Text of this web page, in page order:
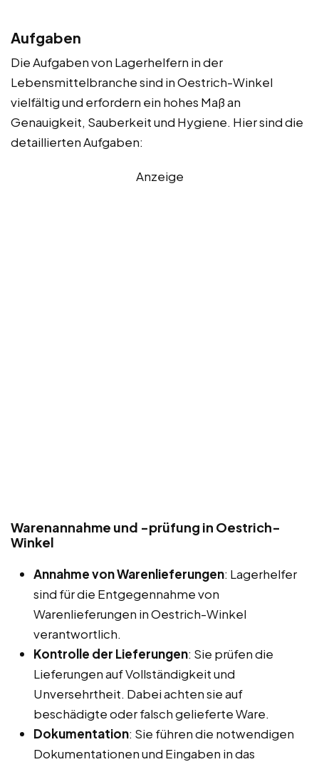
Aufgaben
Die Aufgaben von Lagerhelfern in der
Lebensmittelbranche sind in Oestrich-Winkel
vielfältig und erfordern ein hohes Maß an
Genauigkeit, Sauberkeit und Hygiene. Hier sind die
detaillierten Aufgaben:
Anzeige
Warenannahme und -prüfung in Oestrich-
Winkel
Annahme von Warenlieferungen: Lagerhelfer
sind für die Entgegennahme von
Warenlieferungen in Oestrich-Winkel
verantwortlich.
Kontrolle der Lieferungen: Sie prüfen die
Lieferungen auf Vollständigkeit und
Unversehrtheit. Dabei achten sie auf
beschädigte oder falsch gelieferte Ware.
Dokumentation: Sie führen die notwendigen
Dokumentationen und Eingaben in das